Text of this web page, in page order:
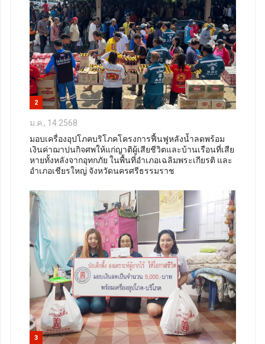
2
ม.ค., 14 2568
มอบเครื่องอุปโภคบริโภคโครงการฟื้นฟูหลังน้ำลดพร้อม
เงินค่าฌาปนกิจศพให้แก่ญาติผู้เสียชีวิตและบ้านเรือนที่เสีย
หายทั้งหลังจากอุทกภัย ในพื้นที่อำเภอเฉลิมพระเกียรติ และ
อำเภอเชียรใหญ่ จังหวัดนครศรีธรรมราช
3